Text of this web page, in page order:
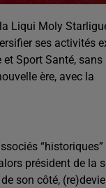
Liqui Moly
ses activités
Sport Santé, sans
ère, avec la
“historiques”
président de la
son côté,